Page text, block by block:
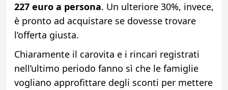
227 euro a persona. Un ulteriore 30%, invece,
è pronto ad acquistare se dovesse trovare
l’offerta giusta.
Chiaramente il carovita e i rincari registrati
nell’ultimo periodo fanno sì che le famiglie
vogliano approfittare degli sconti per mettere